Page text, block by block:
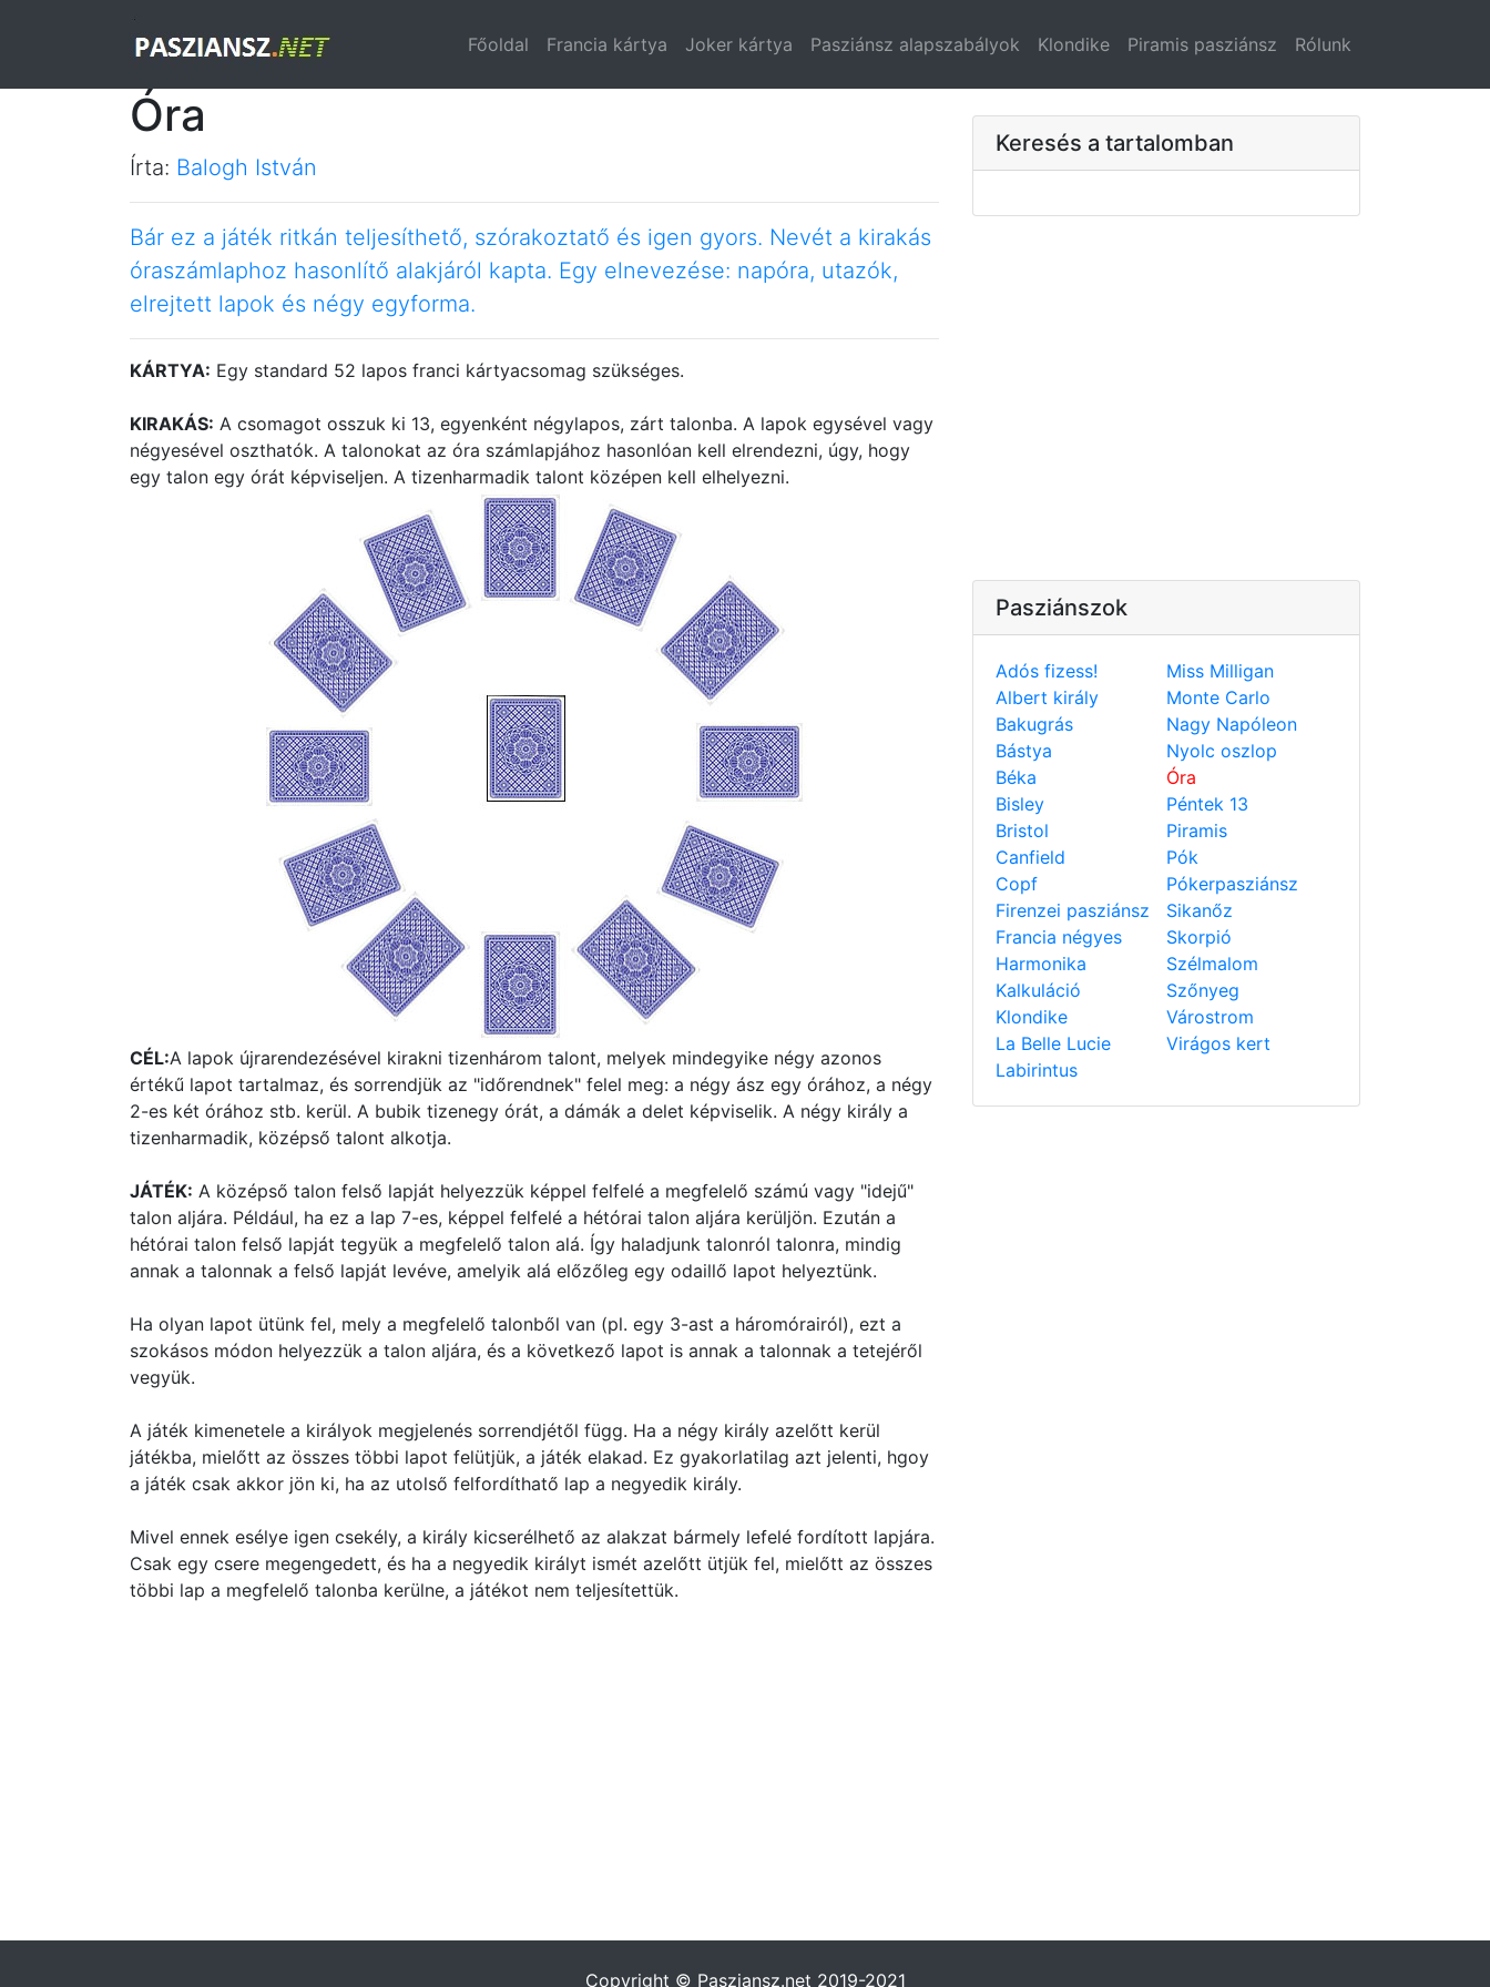
Főoldal Francia kártya Joker kártya Pasziánsz alapszabályok Klondike Piramis pasziánsz Rólunk
Óra
Írta: Balogh István
Bár ez a játék ritkán teljesíthető, szórakoztatő és igen gyors. Nevét a kirakás
óraszámlaphoz hasonlítő alakjáról kapta. Egy elnevezése: napóra, utazók,
elrejtett lapok és négy egyforma.
KÁRTYA: Egy standard 52 lapos franci kártyacsomag szükséges.
KIRAKÁS: A csomagot osszuk ki 13, egyenként négylapos, zárt talonba. A lapok egysével vagy
négyesével oszthatók. A talonokat az óra számlapjához hasonlóan kell elrendezni, úgy, hogy
egy talon egy órát képviseljen. A tizenharmadik talont középen kell elhelyezni.
CÉL:A lapok újrarendezésével kirakni tizenhárom talont, melyek mindegyike négy azonos
értékű lapot tartalmaz, és sorrendjük az "időrendnek" felel meg: a négy ász egy órához, a négy
2-es két órához stb. kerül. A bubik tizenegy órát, a dámák a delet képviselik. A négy király a
tizenharmadik, középső talont alkotja.
JÁTÉK: A középső talon felső lapját helyezzük képpel felfelé a megfelelő számú vagy "idejű"
talon aljára. Például, ha ez a lap 7-es, képpel felfelé a hétórai talon aljára kerüljön. Ezután a
hétórai talon felső lapját tegyük a megfelelő talon alá. Így haladjunk talonról talonra, mindig
annak a talonnak a felső lapját levéve, amelyik alá előzőleg egy odaillő lapot helyeztünk.
Ha olyan lapot ütünk fel, mely a megfelelő talonből van (pl. egy 3-ast a háromórairól), ezt a
szokásos módon helyezzük a talon aljára, és a következő lapot is annak a talonnak a tetejéről
vegyük.
A játék kimenetele a királyok megjelenés sorrendjétől függ. Ha a négy király azelőtt kerül
játékba, mielőtt az összes többi lapot felütjük, a játék elakad. Ez gyakorlatilag azt jelenti, hgoy
a játék csak akkor jön ki, ha az utolső felfordíthatő lap a negyedik király.
Mivel ennek esélye igen csekély, a király kicserélhető az alakzat bármely lefelé fordított lapjára.
Csak egy csere megengedett, és ha a negyedik királyt ismét azelőtt ütjük fel, mielőtt az összes
többi lap a megfelelő talonba kerülne, a játékot nem teljesítettük.
Keresés a tartalomban
Pasziánszok
Adós fizess!
Albert király
Bakugrás
Bástya
Béka
Bisley
Bristol
Canfield
Copf
Firenzei pasziánsz
Francia négyes
Harmonika
Kalkuláció
Klondike
La Belle Lucie
Labirintus
Miss Milligan
Monte Carlo
Nagy Napóleon
Nyolc oszlop
Óra
Péntek 13
Piramis
Pók
Pókerpasziánsz
Sikanőz
Skorpió
Szélmalom
Szőnyeg
Várostrom
Virágos kert
Copyright © Pasziansz.net 2019-2021